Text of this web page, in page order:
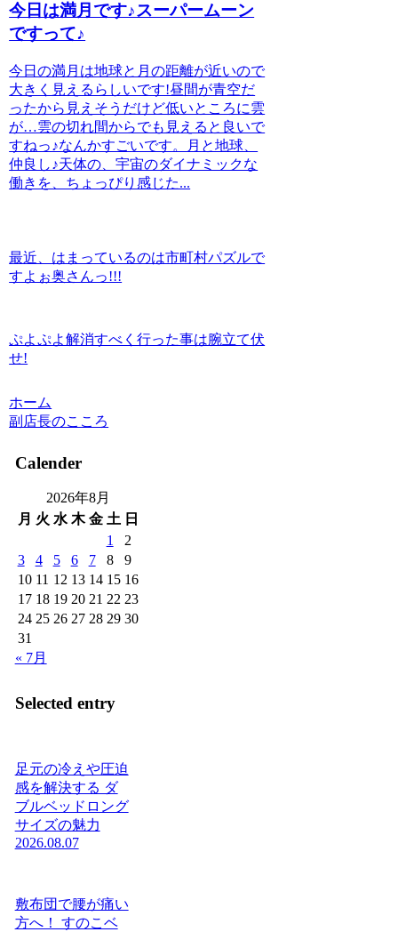
今日は満月です♪スーパームーン
ですって♪
今日の満月は地球と月の距離が近いので
大きく見えるらしいです!昼間が青空だ
ったから見えそうだけど低いところに雲
が…雲の切れ間からでも見えると良いで
すねっ♪なんかすごいです。月と地球、
仲良し♪天体の、宇宙のダイナミックな
働きを、ちょっぴり感じた...
最近、はまっているのは市町村パズルで
すよぉ奥さんっ!!!
ぷよぷよ解消すべく行った事は腕立て伏
せ!
ホーム
副店長のこころ
Calender
2026年8月
月 火 水 木 金 土 日
1
2
3
4 5 6 7 8
9
10 11 12 13 14 15 16
17 18 19 20 21 22 23
24 25 26 27 28 29 30
31
« 7月
Selected entry
足元の冷えや圧迫
感を解決する ダ
ブルベッドロング
サイズの魅力
2026.08.07
敷布団で腰が痛い
方へ！ すのこベ